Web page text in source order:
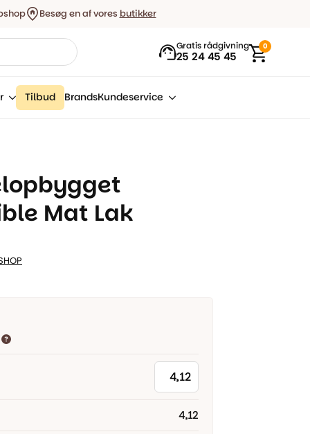
Besøg en af vores butikker
Gratis rådgivning
25 24 45 45
0
Tilbud BrandsKundeservice
Mat Lak
4,12